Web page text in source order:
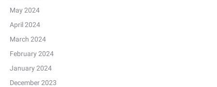
May 2024
April 2024
March 2024
February 2024
January 2024
December 2023